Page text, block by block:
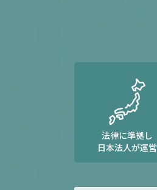
法律に準拠し
日本法人が運営